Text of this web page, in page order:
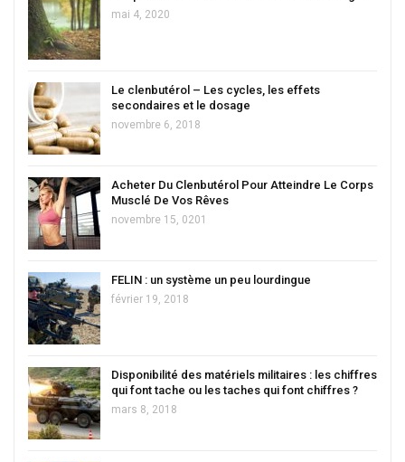
mai 4, 2020
Le clenbutérol – Les cycles, les effets
secondaires et le dosage
novembre 6, 2018
Acheter Du Clenbutérol Pour Atteindre Le Corps
Musclé De Vos Rêves
novembre 15, 0201
FELIN : un système un peu lourdingue
février 19, 2018
Disponibilité des matériels militaires : les chiffres
qui font tache ou les taches qui font chiffres ?
mars 8, 2018